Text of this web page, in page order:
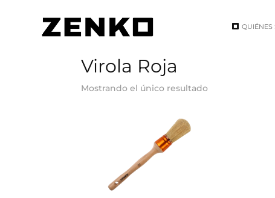
QUIÉNES
Virola Roja
Mostrando el único resultado